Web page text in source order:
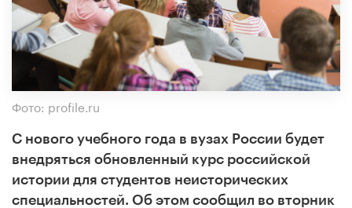
Фото: profile.ru
С нового учебного года в вузах России будет
внедряться обновленный курс российской
истории для студентов неисторических
специальностей. Об этом сообщил во вторник